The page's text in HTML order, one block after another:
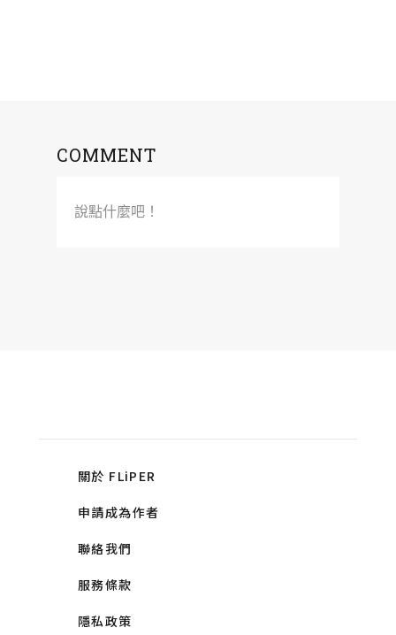
COMMENT
說點什麼吧！
關於 FLiPER
申請成為作者
聯絡我們
服務條款
隱私政策